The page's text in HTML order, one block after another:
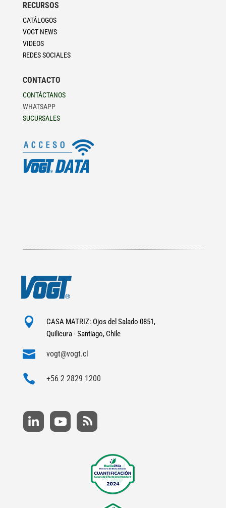
RECURSOS
CATÁLOGOS
VOGT NEWS
VIDEOS
REDES SOCIALES
CONTACTO
CONTÁCTANOS
WHATSAPP
SUCURSALES

CASA MATRIZ: Ojos del Salado 0851,
Quilicura - Santiago, Chile
 vogt@vogt.cl
 +56 2 2829 1200